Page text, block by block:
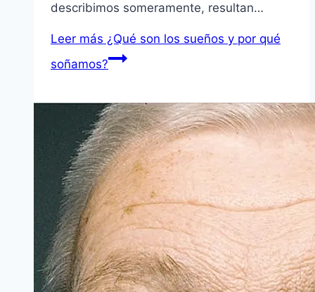
describimos someramente, resultan…
Leer más ¿Qué son los sueños y por qué
soñamos?